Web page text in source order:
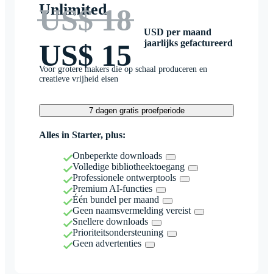
Unlimited
US$ 18
US$ 15
USD per maand
jaarlijks gefactureerd
Voor grotere makers die op schaal produceren en
creatieve vrijheid eisen
7 dagen gratis proefperiode
Alles in Starter, plus:
Onbeperkte downloads
Volledige bibliotheektoegang
Professionele ontwerptools
Premium AI-functies
Één bundel per maand
Geen naamsvermelding vereist
Snellere downloads
Prioriteitsondersteuning
Geen advertenties